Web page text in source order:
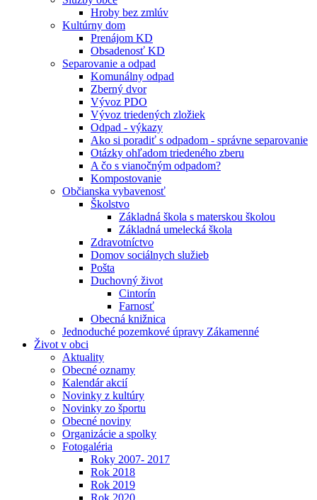
Hroby bez zmlúv
Kultúrny dom
Prenájom KD
Obsadenosť KD
Separovanie a odpad
Komunálny odpad
Zberný dvor
Vývoz PDO
Vývoz triedených zložiek
Odpad - výkazy
Ako si poradiť s odpadom - správne separovanie
Otázky ohľadom triedeného zberu
A čo s vianočným odpadom?
Kompostovanie
Občianska vybavenosť
Školstvo
Základná škola s materskou školou
Základná umelecká škola
Zdravotníctvo
Domov sociálnych služieb
Pošta
Duchovný život
Cintorín
Farnosť
Obecná knižnica
Jednoduché pozemkové úpravy Zákamenné
Život v obci
Aktuality
Obecné oznamy
Kalendár akcií
Novinky z kultúry
Novinky zo športu
Obecné noviny
Organizácie a spolky
Fotogaléria
Roky 2007- 2017
Rok 2018
Rok 2019
Rok 2020